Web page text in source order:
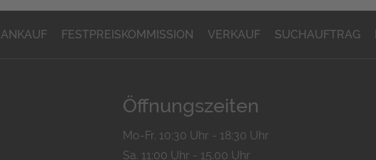
ANKAUF FESTPREISKOMMISSION VERKAUF SUCHAUFTRAG
Öffnungszeiten
Mo-Fr. 10:30 Uhr - 18:30 Uhr
Sa. 11:00 Uhr - 15.00 Uhr